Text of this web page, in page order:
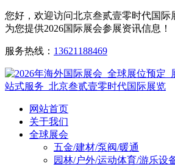
您好，欢迎访问北京叁贰壹零时代国际
为您提供2026国际展会参展资讯信息！
服务热线： 13621188469
网站首页
关于我们
全球展会
五金/建材/泵阀/暖通
园林/户外/运动体育/游乐设